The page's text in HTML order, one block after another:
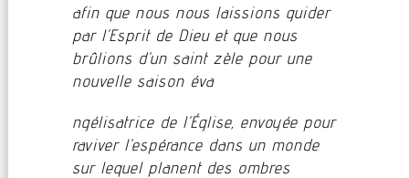
afin que nous nous laissions guider
par l’Esprit de Dieu et que nous
brûlions d’un saint zèle pour une
nouvelle saison éva
ngélisatrice de l’Église, envoyée pour
raviver l’espérance dans un monde
sur lequel planent des ombres